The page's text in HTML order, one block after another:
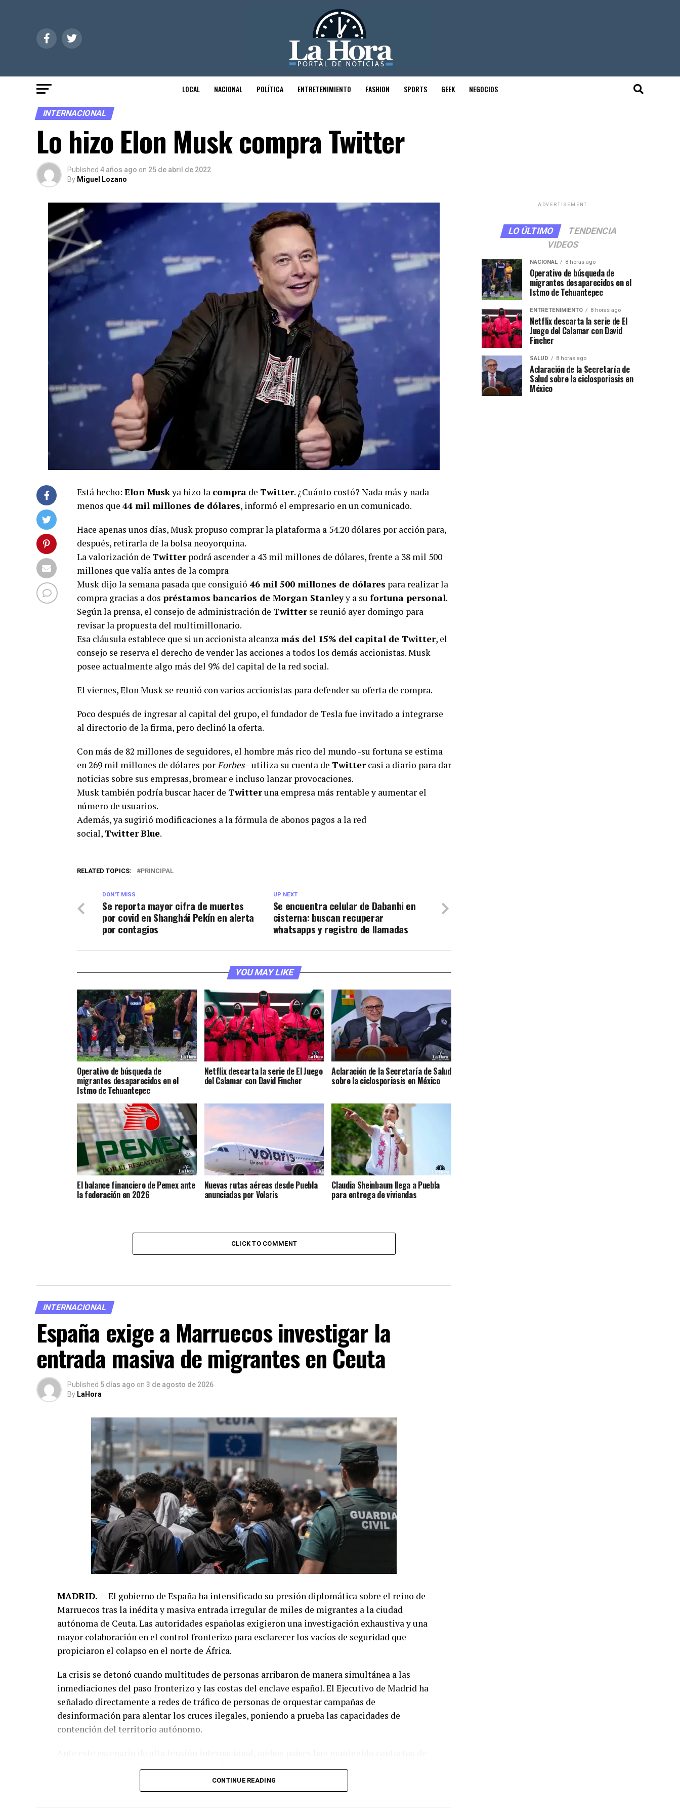
LOCAL NACIONAL POLÍTICA ENTRETENIMIENTO FASHION SPORTS GEEK NEGOCIOS
INTERNACIONAL
Lo hizo Elon Musk compra Twitter
Published 4 años ago on 25 de abril de 2022
By Miguel Lozano
Está hecho: Elon Muskya hizo la compra de Twitter. ¿Cuánto costó? Nada más y nada
menos que 44 mil millones de dólares, informó el empresario en un comunicado.
Hace apenas unos días, Musk propuso comprar la plataforma a 54.20 dólares por acción para,
después, retirarla de la bolsa neoyorquina.
La valorización de Twitterpodrá ascender a 43 mil millones de dólares, frente a 38 mil 500
millones que valía antes de la compra
Musk dijo la semana pasada que consiguió 46 mil 500 millones de dólares para realizar la
compra gracias a dos préstamos bancarios de Morgan Stanleyy a su fortuna personal.
Según la prensa, el consejo de administración de Twitterse reunió ayer domingo para
revisar la propuesta del multimillonario.
Esa cláusula establece que si un accionista alcanzamás del 15% del capital de Twitter, el
consejo se reserva el derecho de vender las acciones a todos los demás accionistas. Musk
posee actualmente algo más del 9% del capital de la red social.
El viernes, Elon Musk se reunió con varios accionistas para defender su oferta de compra.
Poco después de ingresar al capital del grupo, el fundador de Tesla fue invitado a integrarse
al directorio de la firma, pero declinó la oferta.
Con más de 82 millones de seguidores, el hombre más rico del mundo -su fortuna se estima
en 269 mil millones de dólares porForbes– utiliza su cuenta de Twittercasi a diario para dar
noticias sobre sus empresas, bromear e incluso lanzar provocaciones.
Musk también podría buscar hacer de Twitteruna empresa más rentable y aumentar el
número de usuarios.
Además, ya sugirió modificaciones a la fórmula de abonos pagos a la red
social, TwitterBlue.
RELATED TOPICS: PRINCIPAL
UP NEXT
Se encuentra celular de Dabanhi en
cisterna: buscan recuperar
whatsapps y registro de llamadas
DON'T MISS
Se reporta mayor cifra de muertes
por covid en Shanghái Pekín en alerta
por contagios
YOU MAY LIKE
Operativo de búsqueda de
migrantes desaparecidos en el
Istmo de Tehuantepec
Netflix descarta la serie de El Juego
del Calamar con David Fincher
Aclaración de la Secretaría de Salud
sobre la ciclosporiasis en México
El balance financiero de Pemex ante
la federación en 2026
Nuevas rutas aéreas desde Puebla
anunciadas por Volaris
Claudia Sheinbaum llega a Puebla
para entrega de viviendas
CLICK TO COMMENT
INTERNACIONAL
España exige a Marruecos investigar la
entrada masiva de migrantes en Ceuta
Published 5 días ago on 3 de agosto de 2026
By LaHora
MADRID. — El gobierno de España ha intensificado su presión diplomática sobre el reino de
Marruecos tras la inédita y masiva entrada irregular de miles de migrantes a la ciudad
autónoma de Ceuta. Las autoridades españolas exigieron una investigación exhaustiva y una
mayor colaboración en el control fronterizo para esclarecer los vacíos de seguridad que
propiciaron el colapso en el norte de África.
La crisis se detonó cuando multitudes de personas arribaron de manera simultánea a las
inmediaciones del paso fronterizo y las costas del enclave español. El Ejecutivo de Madrid ha
señalado directamente a redes de tráfico de personas de orquestar campañas de
desinformación para alentar los cruces ilegales, poniendo a prueba las capacidades de
contención del territorio autónomo.
emergencia para agilizar los protocolos de retorno y contención. Mientras tanto,
organizaciones internacionales y Gobiernos de la región observan con preocupación el
desarrollo de los acontecimientos, advirtiendo sobre la vulnerabilidad constante en las
únicas fronteras terrestres que la Unión Europea comparte con el continente africano.
CONTINUE READING
ADVERTISEMENT
LO ÚLTIMO
TENDENCIA
VIDEOS
NACIONAL 8 horas ago
Operativo de búsqueda de
migrantes desaparecidos en el
Istmo de Tehuantepec
ENTRETENIMIENTO 8 horas ago
Netflix descarta la serie de El
Juego del Calamar con David
Fincher
SALUD 8 horas ago
Aclaración de la Secretaría de
Salud sobre la ciclosporiasis en
México